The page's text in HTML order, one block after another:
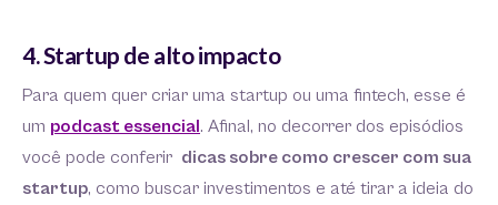
4. Startup de alto impacto
Para quem quer criar uma startup ou uma fintech, esse é
um podcast essencial. Afinal, no decorrer dos episódios
você pode conferir dicas sobre como crescer com sua
startup, como buscar investimentos e até tirar a ideia do